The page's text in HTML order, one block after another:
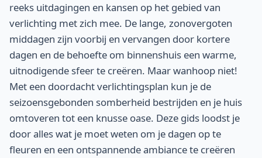
reeks uitdagingen en kansen op het gebied van
verlichting met zich mee. De lange, zonovergoten
middagen zijn voorbij en vervangen door kortere
dagen en de behoefte om binnenshuis een warme,
uitnodigende sfeer te creëren. Maar wanhoop niet!
Met een doordacht verlichtingsplan kun je de
seizoensgebonden somberheid bestrijden en je huis
omtoveren tot een knusse oase. Deze gids loodst je
door alles wat je moet weten om je dagen op te
fleuren en een ontspannende ambiance te creëren